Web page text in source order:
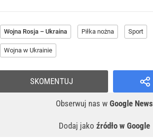
Wojna Rosja – Ukraina Piłka nożna Sport
Wojna w Ukrainie
Obserwuj nas w Google News
Dodaj jako źródło w Google
SKOMENTUJ